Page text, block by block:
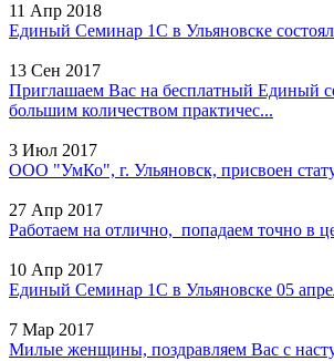
11 Апр 2018
Единый Семинар 1С в Ульяновске
13 Сен 2017
Приглашаем Вас на бесплатный Единый
большим количеством практичес...
3 Июл 2017
ООО "УмКо", г. Ульяновск, присвоен
27 Апр 2017
Работаем на отлично, попадаем точно в
10 Апр 2017
Единый Семинар 1С в Ульяновске 05
7 Мар 2017
Милые женщины, поздравляем Вас с